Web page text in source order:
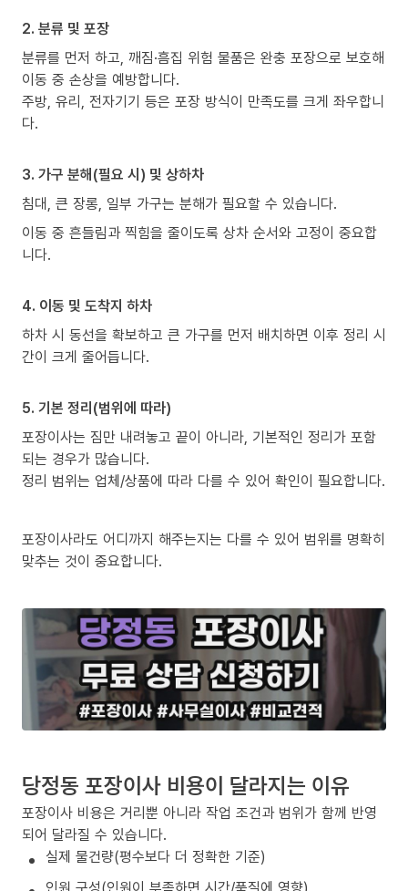
2. 분류 및 포장
분류를 먼저 하고, 깨짐·흠집 위험 물품은 완충 포장으로 보호해
이동 중 손상을 예방합니다.
주방, 유리, 전자기기 등은 포장 방식이 만족도를 크게 좌우합니
다.
3. 가구 분해(필요 시) 및 상하차
침대, 큰 장롱, 일부 가구는 분해가 필요할 수 있습니다.
이동 중 흔들림과 찍힘을 줄이도록 상차 순서와 고정이 중요합
니다.
4. 이동 및 도착지 하차
하차 시 동선을 확보하고 큰 가구를 먼저 배치하면 이후 정리 시
간이 크게 줄어듭니다.
5. 기본 정리(범위에 따라)
포장이사는 짐만 내려놓고 끝이 아니라, 기본적인 정리가 포함
되는 경우가 많습니다.
정리 범위는 업체/상품에 따라 다를 수 있어 확인이 필요합니다.
포장이사라도 어디까지 해주는지는 다를 수 있어 범위를 명확히
맞추는 것이 중요합니다.
당정동 포장이사 비용이 달라지는 이유
포장이사 비용은 거리뿐 아니라 작업 조건과 범위가 함께 반영
되어 달라질 수 있습니다.
실제 물건량(평수보다 더 정확한 기준)